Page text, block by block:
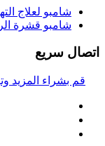
شامبو لعلاج
شامبو قشرة
اتصال سريع
قم بشراء المزيد